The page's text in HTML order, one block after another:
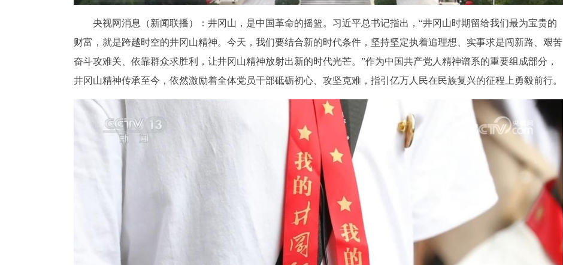
央视网消息（新闻联播）：井冈山，是中国革命的摇篮。习近平总书记指出，“井冈山时期留给我们最为宝贵的
财富，就是跨越时空的井冈山精神。今天，我们要结合新的时代条件，坚持坚定执着追理想、实事求是闯新路、艰苦
奋斗攻难关、依靠群众求胜利，让井冈山精神放射出新的时代光芒。”作为中国共产党人精神谱系的重要组成部分，
井冈山精神传承至今，依然激励着全体党员干部砥砺初心、攻坚克难，指引亿万人民在民族复兴的征程上勇毅前行。